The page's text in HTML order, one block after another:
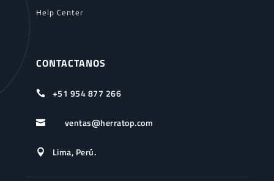
Help Center
CONTACTANOS
 +51 954 877 266
 ventas@herratop.com
 Lima, Perú.